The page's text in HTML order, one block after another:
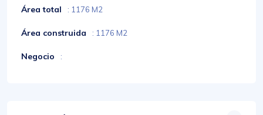
Área total : 1176 M2
Área construida : 1176 M2
Negocio :